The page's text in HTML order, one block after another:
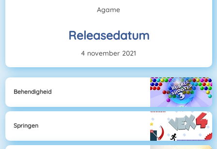
Agame
Releasedatum
4 november 2021
Behendigheid
Springen